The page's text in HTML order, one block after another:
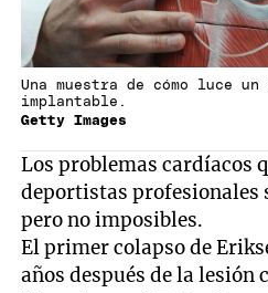
Getty Images
Una muestra de cómo luce
implantable.
Los problemas cardíacos
deportistas profesionales
pero no imposibles.
El primer colapso de
años después de la lesión